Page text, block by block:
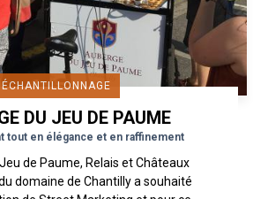
ÉCHANTILLONNAGE
DU JEU DE PAUME
tout en élégance et en raffinement
de Paume, Relais et Châteaux
domaine de Chantilly a souhaité